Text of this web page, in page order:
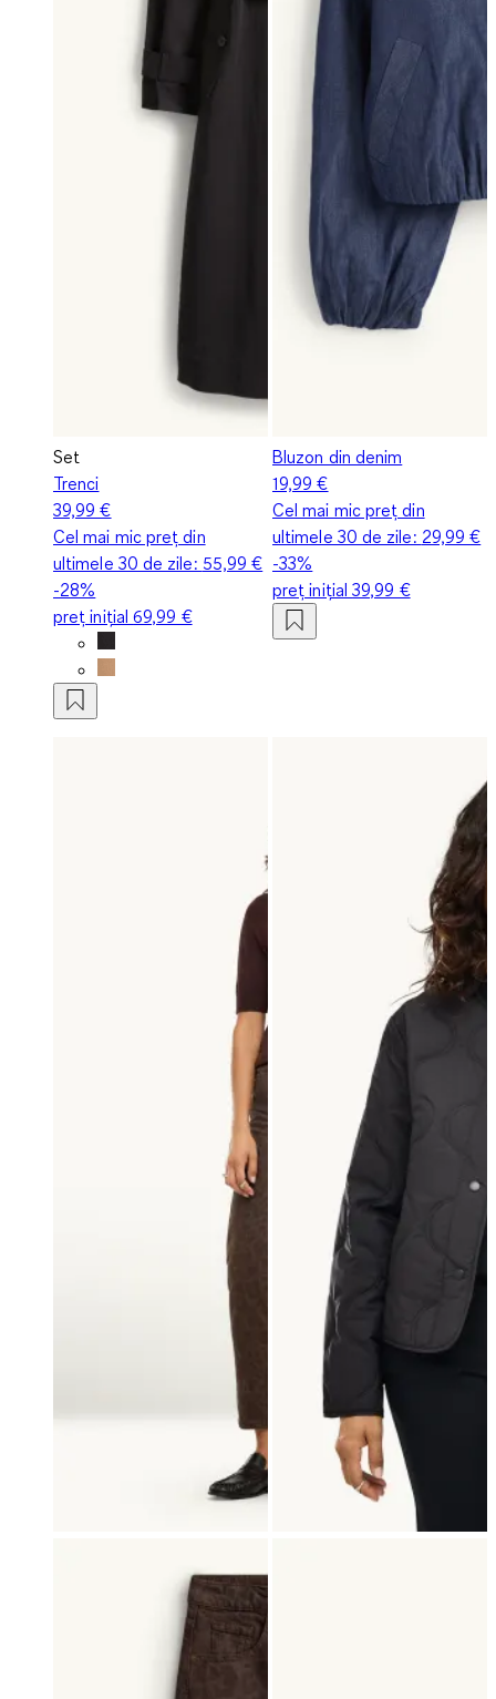
Set
Trenci
39,99 €
Cel mai mic preț din
ultimele 30 de zile: 55,99 €
-28%
preț inițial69,99 €
Bluzon din denim
19,99 €
Cel mai mic preț din
ultimele 30 de zile: 29,99 €
-33%
preț inițial39,99 €